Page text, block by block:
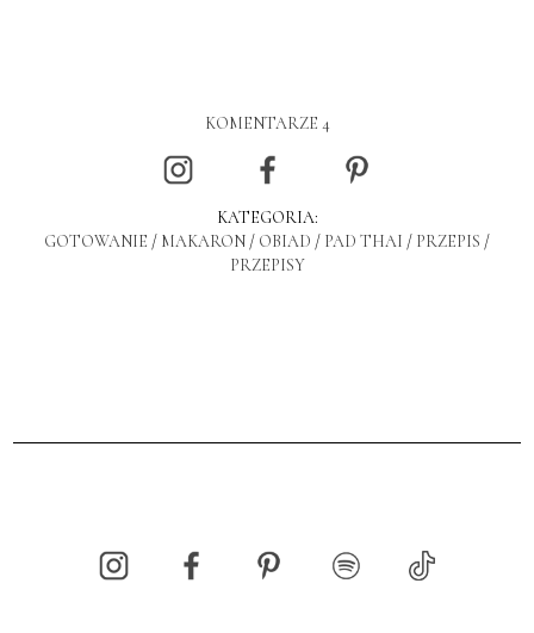
KOMENTARZE 4
KATEGORIA:
GOTOWANIE / MAKARON / OBIAD / PAD THAI / PRZEPIS /
PRZEPISY